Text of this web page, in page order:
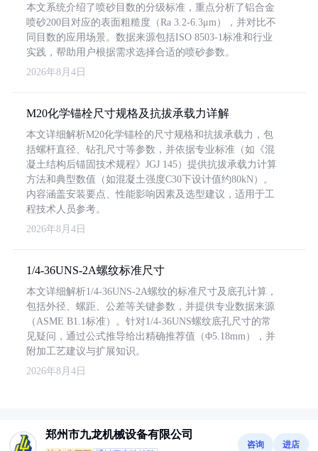
本文系统介绍了喷砂目数的分级标准，重点分析了铝合金
喷砂200目对应的表面粗糙度（Ra 3.2-6.3μm），并对比不
同目数的应用场景。数据来源包括ISO 8503-1标准和行业
实践，帮助用户根据需求选择合适的喷砂参数。
2026年8月4日
M20化学锚栓尺寸规格及抗拔承载力详解
本文详细解析M20化学锚栓的尺寸规格和抗拔承载力，包
括螺杆直径、钻孔尺寸等参数，并依据专业标准（如《混
凝土结构后锚固技术规程》JGJ 145）提供抗拔承载力计算
方法和典型数值（如混凝土强度C30下设计值约80kN）。
内容涵盖安装要点、性能影响因素及选型建议，适用于工
程技术人员参考。
2026年8月4日
1/4-36UNS-2A螺纹标准尺寸
本文详细解析1/4-36UNS-2A螺纹的标准尺寸及底孔计算，
包括外径、螺距、公差等关键参数，并提供专业数据来源
（ASME B1.1标准）。针对1/4-36UNS螺纹底孔尺寸的常
见疑问，通过公式推导给出精确推荐值（Φ5.18mm），并
附加工艺建议与扩展知识。
2026年8月4日
郑州市九龙机械设备有限公司
咨询 进店